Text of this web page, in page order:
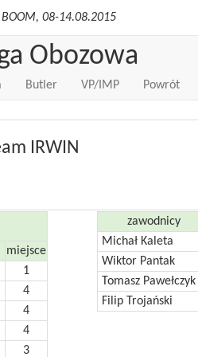
BOOM, 08-14.08.2015
Obozowa
Butler VP/IMP Powrót
IRWIN
miejsce
1
4
4
4
3
zawodnicy
Michał Kaleta
Wiktor Pantak
Tomasz Pawełczyk
Filip Trojański